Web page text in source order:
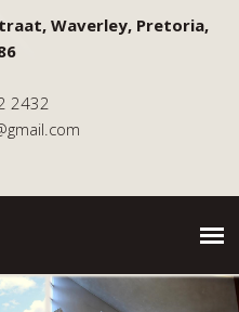
Waverley, Pretoria,
2432